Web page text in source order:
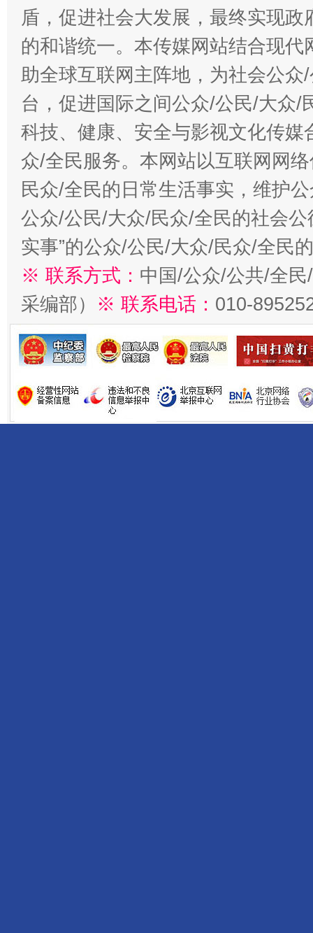
盾，促进社会大发展，最终实现
的和谐统一。本传媒网站结合现
助全球互联网主阵地，为社会公
台，促进国际之间公众/公民/大众/
科技、健康、安全与影视文化传
众/全民服务。本网站以互联网网
民众/全民的日常生活事实，维护
公众/公民/大众/民众/全民的社会公
实事”的公众/公民/大众/民众/全民
※ 联系方式： 中国/公众/公共/全
采编部） ※ 联系电话： 010-